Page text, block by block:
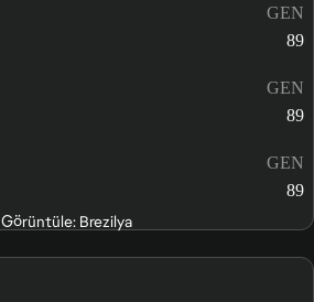
GEN
89
GEN
89
GEN
89
Görüntüle: Brezilya